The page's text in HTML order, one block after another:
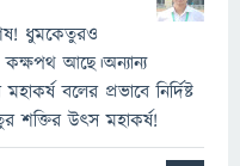
ধুমকেতুরও
কক্ষপথ আছে।অন্যান্য
বলের প্রভাবে নির্দিষ্ট
শক্তির উৎস মহাকর্ষ!